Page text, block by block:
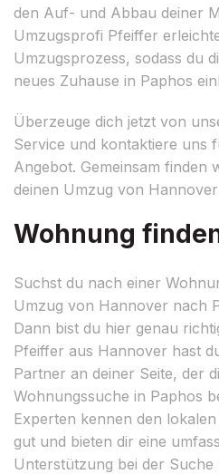
den Auf- und Abbau deiner
Umzugsprofi Pfeiffer
Umzugsprozess, sodass du
neues Zuhause in Paphos
Überzeuge dich jetzt von
Service und kontaktiere uns
Angebot. Gemeinsam finden
deinen Umzug von
Wohnung
Suchst du nach einer
Umzug von Hannover nach
Dann bist du hier genau
Pfeiffer aus Hannover hast
Partner an deiner Seite, der
Wohnungssuche in Paphos
Experten kennen den
gut und bieten dir eine
Unterstützung bei der Suche